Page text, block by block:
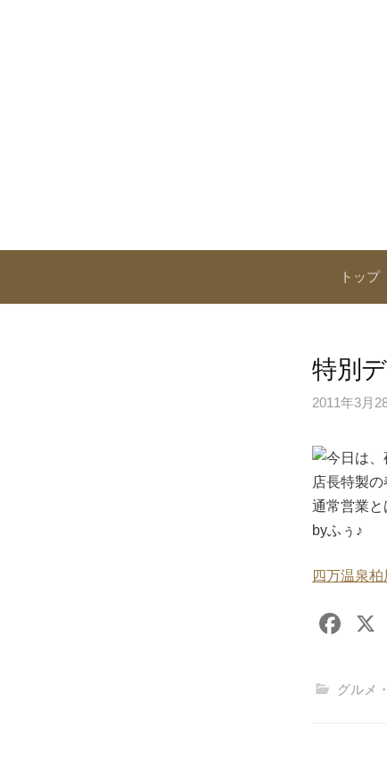
トップ
特別
2011年3月
今日は
店長特製
通常営業
byふぅ♪
四万温泉柏
F
c
グルメ